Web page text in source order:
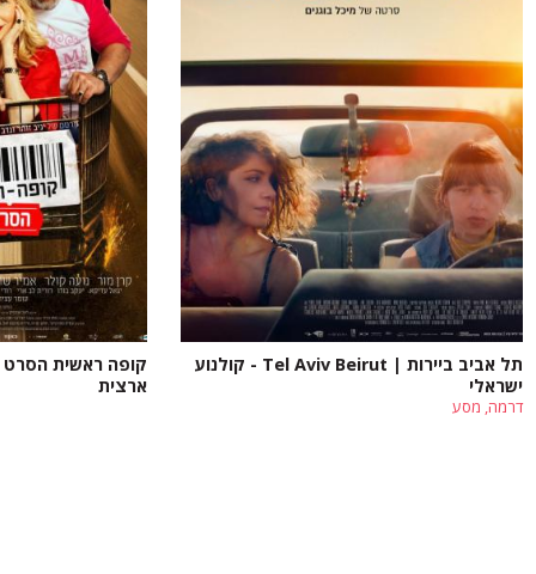
תל אביב ביירות | Tel Aviv Beirut - קולנוע
ישראלי
דרמה, מסע
קופה ראשית הסרט
ארצית